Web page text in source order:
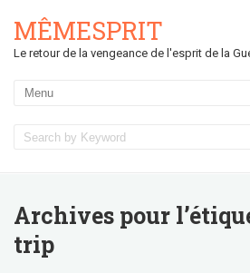
MÊMESPRIT
Le retour de la vengeance de l'esprit de la
Archives pour
trip